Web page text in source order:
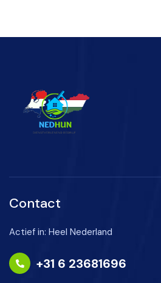
Contact
Actief in: Heel Nederland
+31 6 23681696